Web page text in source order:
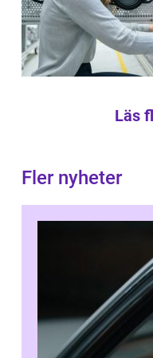
Läs
Fler nyheter